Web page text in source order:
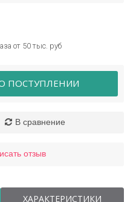
от 50 тыс. руб
ПОСТУПЛЕНИИ
В сравнение
отзыв
ХАРАКТЕРИСТИКИ